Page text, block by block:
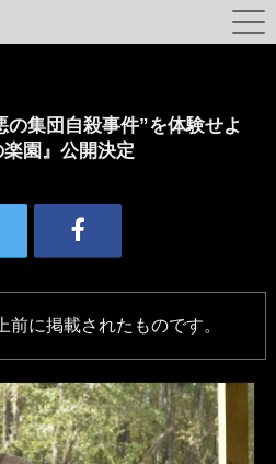
の集団自殺事件”を体験せよ
園』公開決定
前に掲載されたものです。